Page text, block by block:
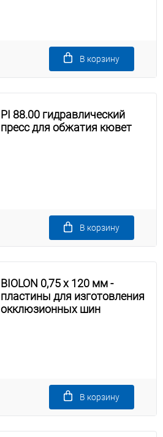
В корзину
PI 88.00 гидравлический
пресс для обжатия кювет
В корзину
BIOLON 0,75 x 120 мм -
пластины для изготовления
окклюзионных шин
В корзину